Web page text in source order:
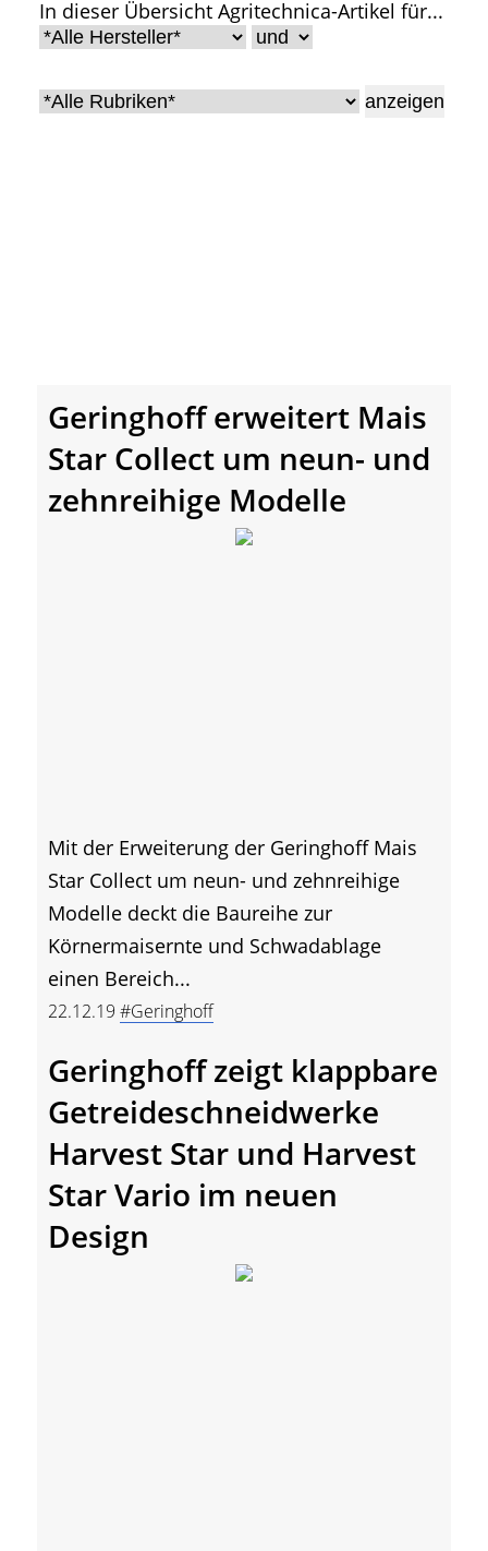
• Geschichte und Geschichten
• Messen und Veranstaltungen
• Mitteilung der Redaktion
• Agritechnica Neuheiten Archiv
In dieser Übersicht Agritechnica-Artikel für...
Geringhoff erweitert Mais
Star Collect um neun- und
zehnreihige Modelle
Mit der Erweiterung der Geringhoff Mais
Star Collect um neun- und zehnreihige
Modelle deckt die Baureihe zur
Körnermaisernte und Schwadablage
einen Bereich...
22.12.19 #Geringhoff
Geringhoff zeigt klappbare
Getreideschneidwerke
Harvest Star und Harvest
Star Vario im neuen
Design